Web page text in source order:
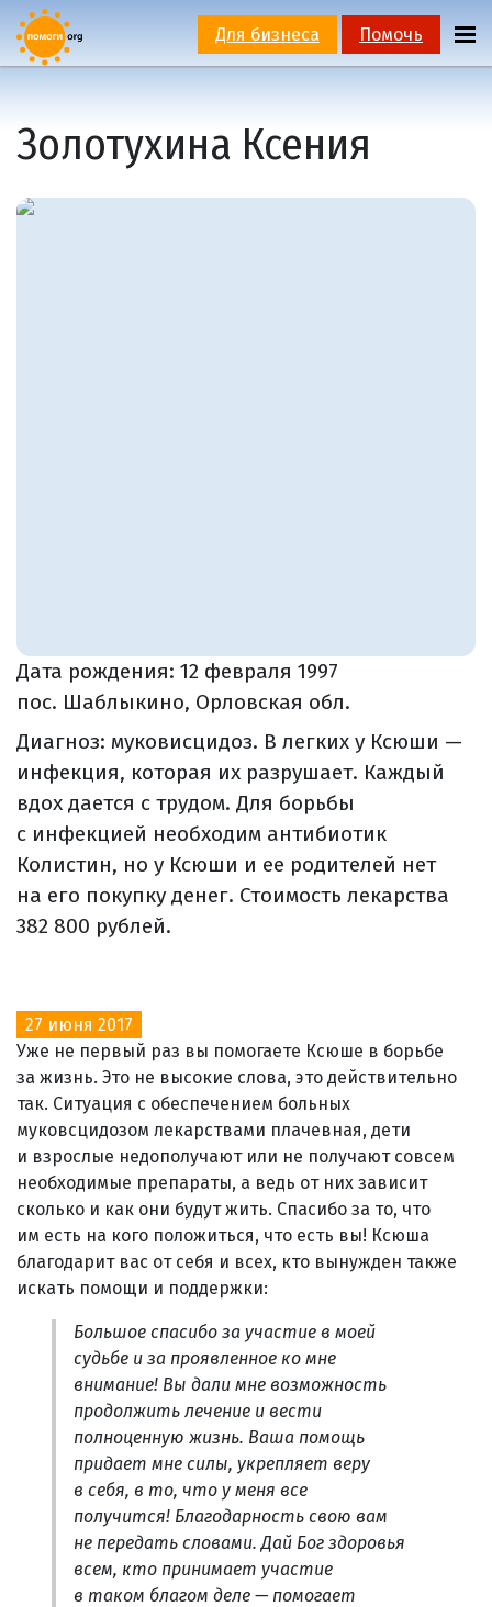
Для бизнеса Помочь
Золотухина Ксения
Дата рождения: 12 февраля 1997
пос. Шаблыкино, Орловская обл.
Диагноз: муковисцидоз. В легких у Ксюши —
инфекция, которая их разрушает. Каждый
вдох дается с трудом. Для борьбы
с инфекцией необходим антибиотик
Колистин, но у Ксюши и ее родителей нет
на его покупку денег. Стоимость лекарства
382 800 рублей.
27 июня 2017
Уже не первый раз вы помогаете Ксюше в борьбе
за жизнь. Это не высокие слова, это действительно
так. Ситуация с обеспечением больных
муковсцидозом лекарствами плачевная, дети
и взрослые недополучают или не получают совсем
необходимые препараты, а ведь от них зависит
сколько и как они будут жить. Спасибо за то, что
им есть на кого положиться, что есть вы! Ксюша
благодарит вас от себя и всех, кто вынужден также
искать помощи и поддержки:
Большое спасибо за участие в моей
судьбе и за проявленное ко мне
внимание! Вы дали мне возможность
продолжить лечение и вести
полноценную жизнь. Ваша помощь
придает мне силы, укрепляет веру
в себя, в то, что у меня все
получится! Благодарность свою вам
не передать словами. Дай Бог здоровья
всем, кто принимает участие
в таком благом деле — помогает